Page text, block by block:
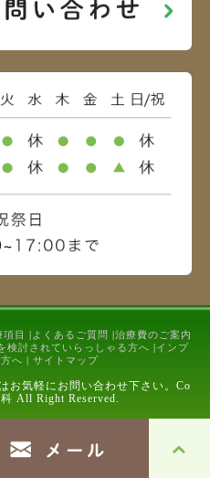
項目 | よくあるご質問 |治療費のご案内
検討されていらっしゃる方へ |インプ
へ | サイトマップ
お気軽にお問い合わせ下さい。Co
All Right Reserved.